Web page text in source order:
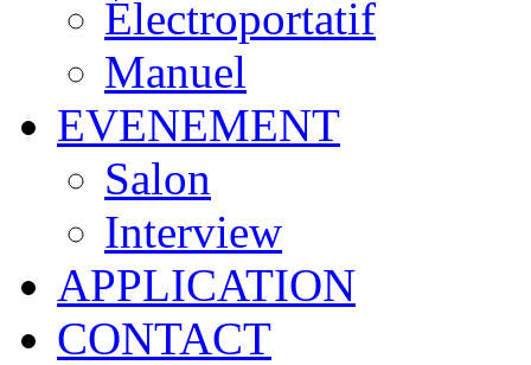
Électroportatif
Manuel
EVENEMENT
Salon
Interview
APPLICATION
CONTACT